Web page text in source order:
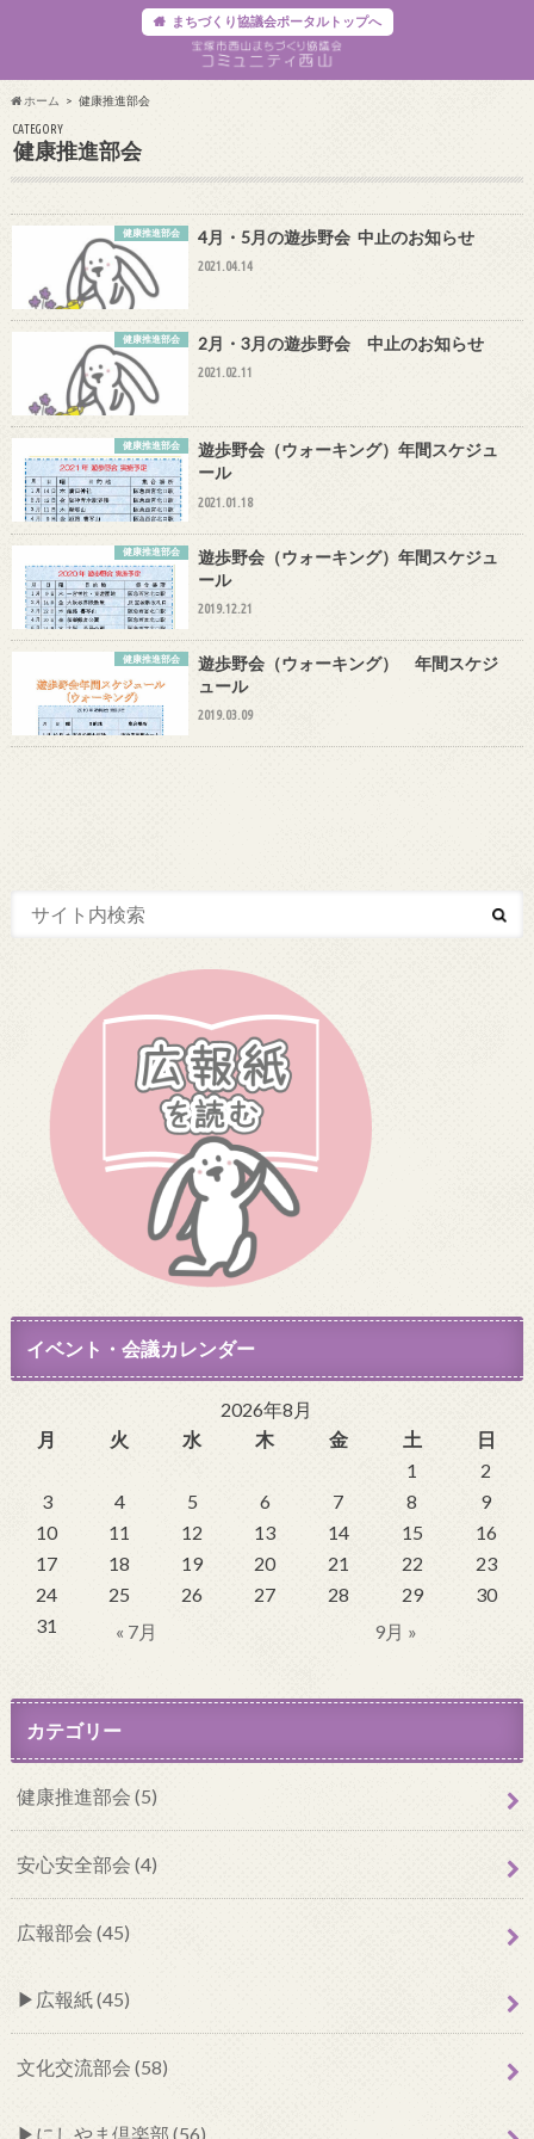
まちづくり協議会ポータルトップへ
ホーム 健康推進部会
CATEGORY
健康推進部会
健康推進部会 4月・5月の遊歩野会 中止のお知らせ
2021.04.14
健康推進部会 2月・3月の遊歩野会 中止のお知らせ
2021.02.11
健康推進部会
遊歩野会（ウォーキング）年間スケジュ
ール
2021.01.18
健康推進部会
遊歩野会（ウォーキング）年間スケジュ
ール
2019.12.21
健康推進部会
遊歩野会（ウォーキング） 年間スケジ
ュール
2019.03.09
イベント・会議カレンダー
2026年8月
月
火 水 木 金 土
日
1
2
3
4 5 6 7 8
9
10
11 12 13 14 15
16
17
18 19 20 21 22
23
24
25 26 27 28 29
30
31
« 7月 9月 »
カテゴリー
健康推進部会 (5)
安心安全部会 (4)
広報部会 (45)
広報紙 (45)
文化交流部会 (58)
にしやま倶楽部 (56)